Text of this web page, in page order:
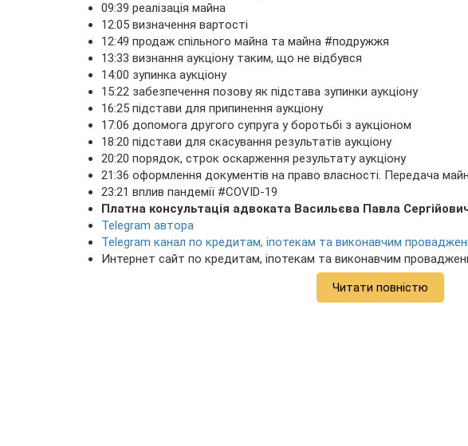
09:39 реалізація майна
12:05 визначення вартості
12:49 продаж спільного майна та майна #подружжя
13:33 визнання аукціону таким, що не відбувся
14:00 зупинка аукціону
15:22 забезпечення позову як підстава зупинки аукціону
16:25 підстави для припинення аукціону
17:06 допомога другого супруга у боротьбі з аукціоном
18:20 підстави для скасування результатів аукціону
20:20 порядок, строк оскарження результату аукціону
21:36 оформлення документів на право власності. Передача
23:21 вплив пандемії #COVID-19
Платна консультація адвоката Васильєва Павла
Telegram автора
Telegram канал по кредитам, іпотекам та виконавчим
Интернет сайт по кредитам, іпотекам та виконавчим
Читати повністю